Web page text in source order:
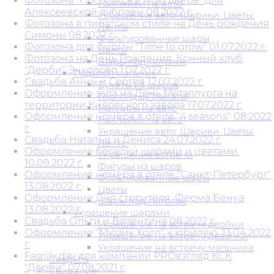
Наклейки на авто
Украшение авто. Шарики. Цветы.
Ленты
Фольгированные шары
Цветы
Шары под потолок
Родился мальчик
Букеты из шаров
Гирлянды|Плакаты
Магниты на авто
Наклейки на авто
Украшение авто. Шарики. Цветы.
Ленты
Украшение встречи
Фигуры из шаров
Фольгированные шары
Цветы
Шары под потолок
Украшение шарами
Украшение на встречу двойни
Украшение на встречу девочки
Украшение на встречу мальчика
Свадьба
Свидание
Алексеевской дубравы 08.2022 г.
Фотозона в пиратском стиле на День рождения
Симоны 08.2022 г.
Фотозона для фирмы "Time to grow" 01.07.2022 г.
Фотозона на День Рождения. Конный клуб
"Дерби" Энколово 1.07.2022 г.
Свадьба Анны и Сергея 12.07.2022 г.
Оформление зала на День Металлурга на
территории Кировского завода 17.07.2022 г.
Оформление номера в отеле "4 seasons" 08.2022
г.
Свадьба Натальи и Дениса 24.07.2022 г.
Оформление беседки шарами и цветами.
10.09.2022 г.
Оформление номера в отеле "Санкт-Петербург"
13.08.2022 г.
Оформление Дня строителя. Ферма Бенуа
13.08.2022 г.
Свадьба Ольги и Валентина 08.2022 г.
Оформление "Мюзик Холл" к юбилею. 13.04.2022
г.
Family day для компании PROвзгляд КСК
"Дерби" 07.08.2021 г.